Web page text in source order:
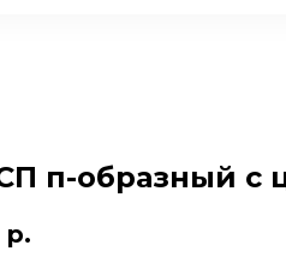
п-образный с
р.